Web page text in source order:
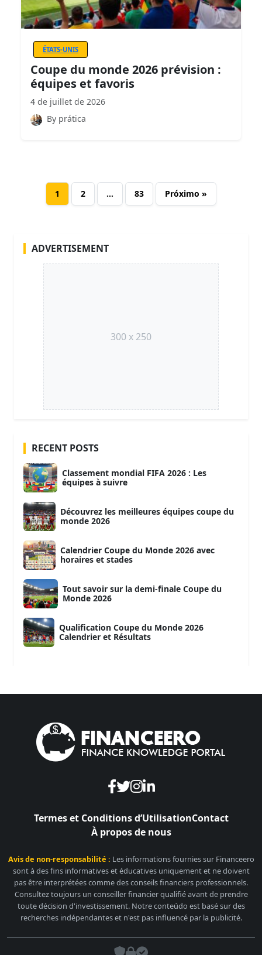
ÉTATS-UNIS
Coupe du monde 2026 prévision :
équipes et favoris
4 de juillet de 2026
By prática
1 2 … 83 Próximo »
ADVERTISEMENT
300 x 250
RECENT POSTS
Classement mondial FIFA 2026 : Les
équipes à suivre
Découvrez les meilleures équipes coupe du
monde 2026
Calendrier Coupe du Monde 2026 avec
horaires et stades
Tout savoir sur la demi-finale Coupe du
Monde 2026
Qualification Coupe du Monde 2026
Calendrier et Résultats
Termes et Conditions d’UtilisationContact
À propos de nous
Avis de non-responsabilité : Les informations fournies sur Financeero
sont à des fins informatives et éducatives uniquement et ne doivent
pas être interprétées comme des conseils financiers professionnels.
Consultez toujours un conseiller financier qualifié avant de prendre
toute décision d'investissement. Notre conteúdo est basé sur des
recherches indépendantes et n'est pas influencé par la publicité.